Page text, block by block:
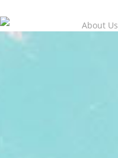
to
main
About Us